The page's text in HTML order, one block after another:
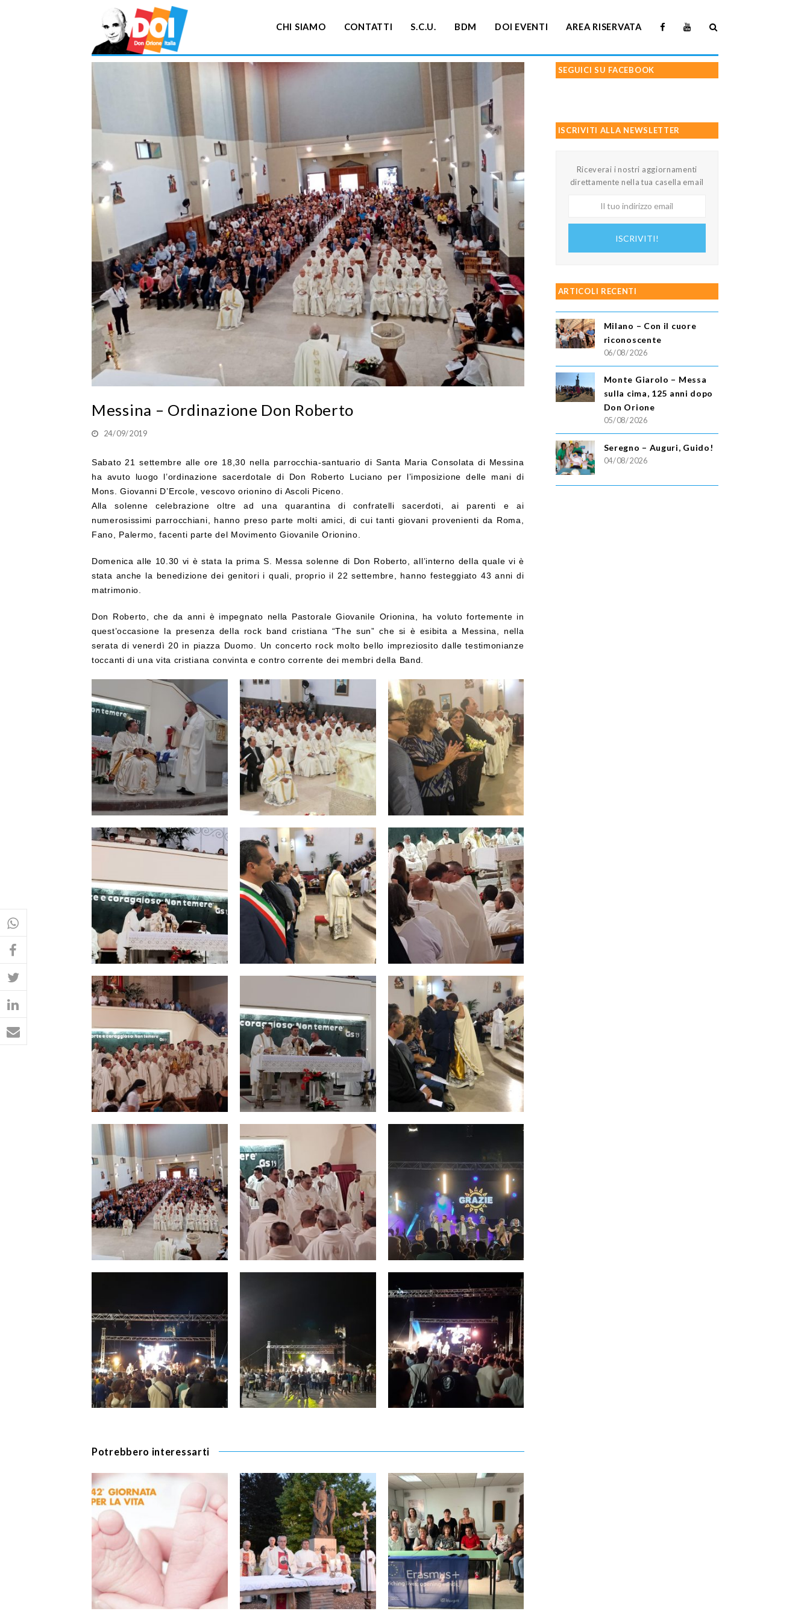
CHI SIAMO CONTATTI S.C.U. BDM DOI EVENTI AREA RISERVATA
Messina – Ordinazione Don Roberto
24/09/2019
Sabato 21 settembre alle ore 18,30 nella parrocchia-santuario di Santa Maria Consolata di Messina
ha avuto luogo l’ordinazione sacerdotale di Don Roberto Luciano per l’imposizione delle mani di
Mons. Giovanni D’Ercole, vescovo orionino di Ascoli Piceno.
Alla solenne celebrazione oltre ad una quarantina di confratelli sacerdoti, ai parenti e ai
numerosissimi parrocchiani, hanno preso parte molti amici, di cui tanti giovani provenienti da Roma,
Fano, Palermo, facenti parte del Movimento Giovanile Orionino.
Domenica alle 10.30 vi è stata la prima S. Messa solenne di Don Roberto, all’interno della quale vi è
stata anche la benedizione dei genitori i quali, proprio il 22 settembre, hanno festeggiato 43 anni di
matrimonio.
Don Roberto, che da anni è impegnato nella Pastorale Giovanile Orionina, ha voluto fortemente in
quest’occasione la presenza della rock band cristiana “The sun” che si è esibita a Messina, nella
serata di venerdì 20 in piazza Duomo. Un concerto rock molto bello impreziosito dalle testimonianze
toccanti di una vita cristiana convinta e contro corrente dei membri della Band.
Potrebbero interessarti
SEGUICI SU FACEBOOK
ISCRIVITI ALLA NEWSLETTER
Riceverai i nostri aggiornamenti
direttamente nella tua casella email
ISCRIVITI!
ARTICOLI RECENTI
Milano – Con il cuore
riconoscente
06/08/2026
Monte Giarolo – Messa
sulla cima, 125 anni dopo
Don Orione
05/08/2026
Seregno – Auguri, Guido!
04/08/2026